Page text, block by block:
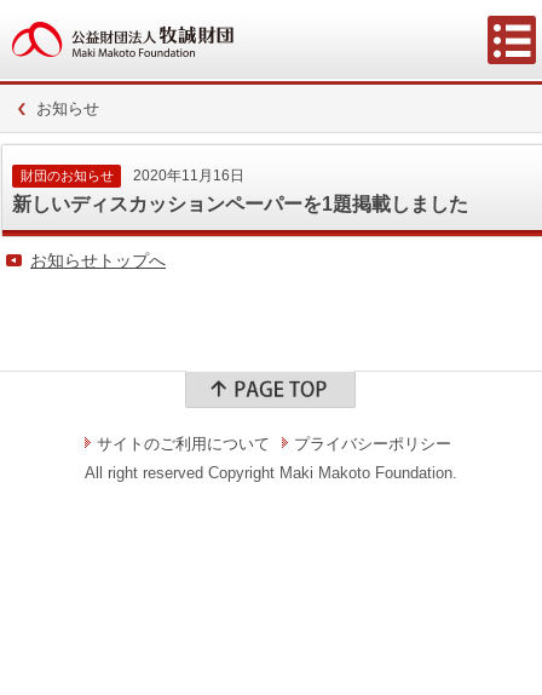
お知らせ
財団のお知らせ 2020年11月16日
新しいディスカッションペーパーを1題掲載しました
お知らせトップへ
サイトのご利用について
プライバシーポリシー
All right reserved Copyright Maki Makoto Foundation.